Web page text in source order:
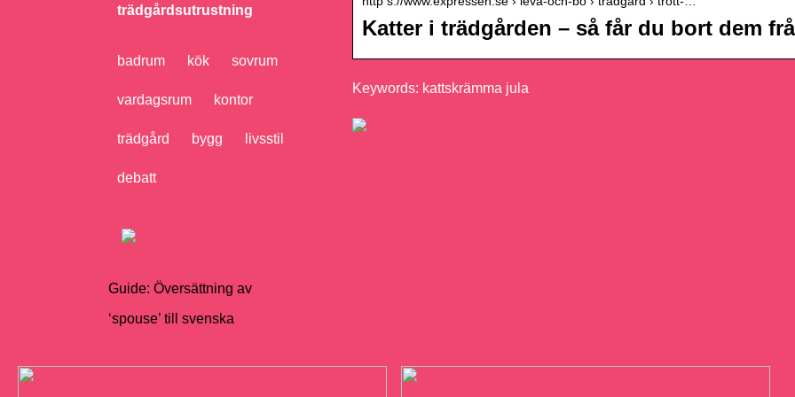
Katter i trädgården – så får du bort dem
Keywords: kattskrämma jula
trädgårdsutrustning
badrum kök sovrum
vardagsrum kontor
trädgård bygg livsstil
debatt
Guide: Översättning av
‘spouse’ till svenska